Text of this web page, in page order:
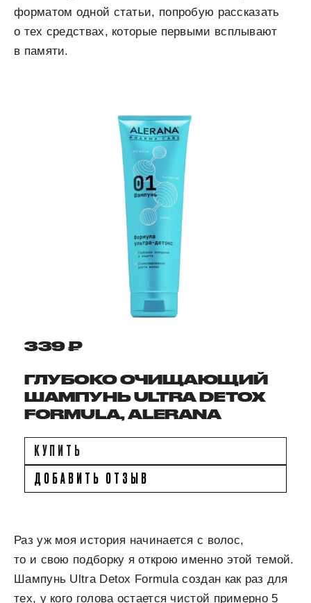
форматом одной статьи, попробую рассказать
о тех средствах, которые первыми всплывают
в памяти.
339 ₽
ГЛУБОКО ОЧИЩАЮЩИЙ
ШАМПУНЬ ULTRA DETOX
FORMULA, ALERANA
КУПИТЬ
ДОБАВИТЬ ОТЗЫВ
Раз уж моя история начинается с волос,
то и свою подборку я открою именно этой темой.
Шампунь Ultra Detox Formula создан как раз для
тех, у кого голова остается чистой примерно 5